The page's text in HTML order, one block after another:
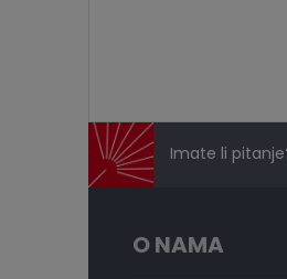
Imate li
O NAMA